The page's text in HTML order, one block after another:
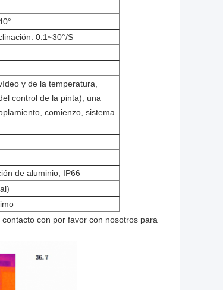
0.1~30°/S
y de la temperatura,
control de la pinta), una
comienzo, sistema
de aluminio, IP66
con por favor con nosotros para